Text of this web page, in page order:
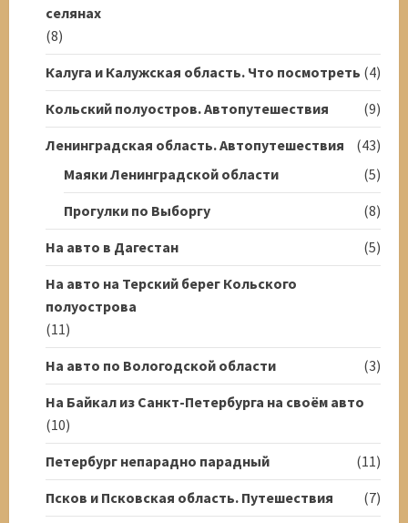
селянах
(8)
Калуга и Калужская область. Что посмотреть (4)
Кольский полуостров. Автопутешествия
(9)
Ленинградская область. Автопутешествия
(43)
Маяки Ленинградской области
(5)
Прогулки по Выборгу
(8)
На авто в Дагестан
(5)
На авто на Терский берег Кольского
полуострова
(11)
На авто по Вологодской области
(3)
На Байкал из Санкт-Петербурга на своём авто
(10)
Петербург непарадно парадный
(11)
Псков и Псковская область. Путешествия
(7)